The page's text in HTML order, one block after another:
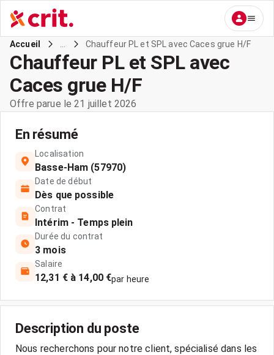
Accueil Chauffeur PL et SPL avec Caces grue H/F
Chauffeur PL et SPL avec
Caces grue H/F
Offre parue le 21 juillet 2026
En résumé
Localisation
Basse-Ham (57970)
Date de début
Dès que possible
Contrat
Intérim - Temps plein
Durée du contrat
3 mois
Salaire
12,31 € à 14,00 €par heure
Description du poste
Nous recherchons pour notre client, spécialisé dans les